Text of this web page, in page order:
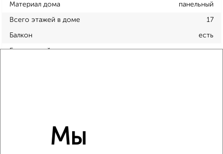
Материал дома панельный
Всего этажей в доме 17
Балкон есть
Год постройки дома нет данных
Мы